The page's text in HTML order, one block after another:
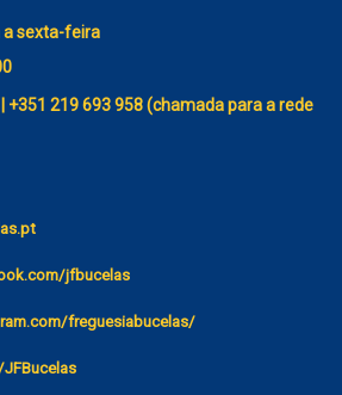
a sexta-feira
+351 219 693 958 (chamada para a rede
jfbucelas
freguesiabucelas/